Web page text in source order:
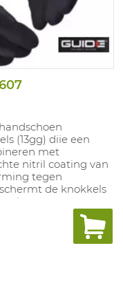
(13gg) diie een
met
nitril coating van
tegen
de knokkels
en extra
Goedgekeurd
geschikt voor
Maten: 7-11.